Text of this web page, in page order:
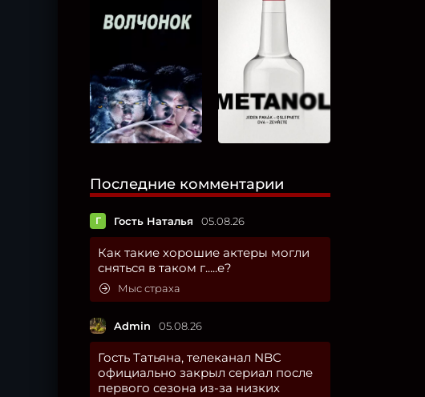
Последние комментарии
Г Гость Наталья 05.08.26
Как такие хорошие актеры могли
сняться в таком г.....е?
Мыс страха
Admin 05.08.26
Гость Татьяна, телеканал NBC
официально закрыл сериал после
первого сезона из-за низких